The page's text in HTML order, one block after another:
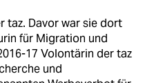
taz. Davor war sie dort
für Migration und
17 Volontärin der taz
und